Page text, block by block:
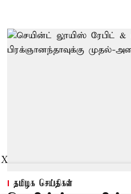
தமிழக செய்திகள்
X